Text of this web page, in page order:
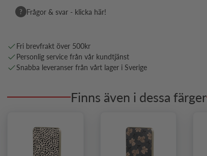
? Frågor & svar - klicka här!
Fri brevfrakt över 500kr
Personlig service från vår kundtjänst
Snabba leveranser från vårt lager i Sverige
Finns även i dessa färger